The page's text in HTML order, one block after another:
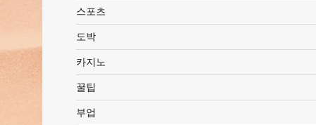
스포츠
도박
카지노
꿀팁
부업